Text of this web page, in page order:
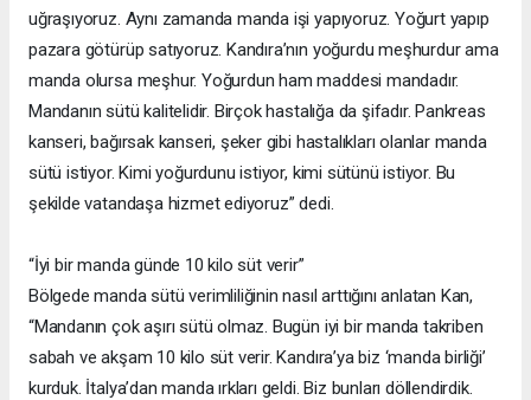
uğraşıyoruz. Aynı zamanda manda işi yapıyoruz. Yoğurt yapıp
pazara götürüp satıyoruz. Kandıra’nın yoğurdu meşhurdur ama
manda olursa meşhur. Yoğurdun ham maddesi mandadır.
Mandanın sütü kalitelidir. Birçok hastalığa da şifadır. Pankreas
kanseri, bağırsak kanseri, şeker gibi hastalıkları olanlar manda
sütü istiyor. Kimi yoğurdunu istiyor, kimi sütünü istiyor. Bu
şekilde vatandaşa hizmet ediyoruz” dedi.
“İyi bir manda günde 10 kilo süt verir”
Bölgede manda sütü verimliliğinin nasıl arttığını anlatan Kan,
“Mandanın çok aşırı sütü olmaz. Bugün iyi bir manda takriben
sabah ve akşam 10 kilo süt verir. Kandıra’ya biz ‘manda birliği’
kurduk. İtalya’dan manda ırkları geldi. Biz bunları döllendirdik.